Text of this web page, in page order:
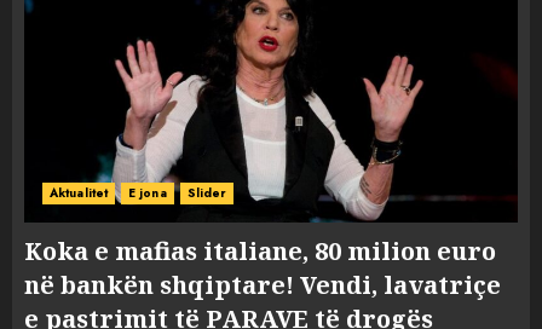
Aktualitet E jona Slider
Koka e mafias italiane, 80 milion euro
në bankën shqiptare! Vendi, lavatriçe
e pastrimit të PARAVE të drogës